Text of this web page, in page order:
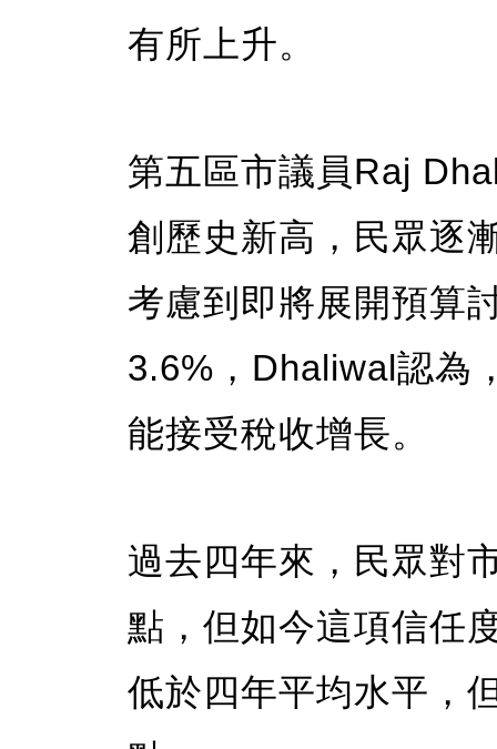
有所上升。
第五區市議員Raj
創歷史新高，民眾逐
考慮到即將展開預算
3.6%，Dhaliwal認為
能接受稅收增長。
過去四年來，民眾對
點，但如今這項信任
低於四年平均水平，